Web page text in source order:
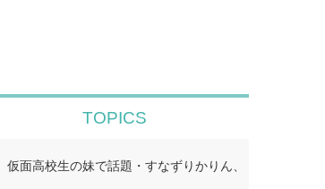
TOPICS
仮面高校生の妹で話題・すなずりかりん、人生初の“裸